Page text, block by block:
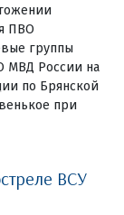
ПВО
группы
МВД России на
по Брянской
при
ВСУ